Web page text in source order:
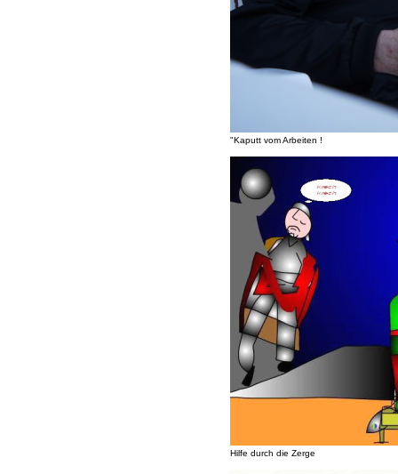
"Kaputt vom Arbeiten !
Hilfe durch die Zerge